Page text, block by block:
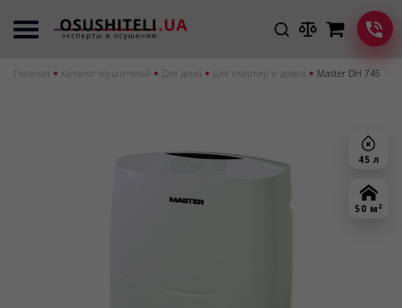
Главная Каталог осушителей Для дома Для квартир и домов Master DH 745
45 л
50 м 2